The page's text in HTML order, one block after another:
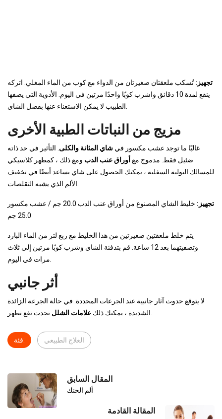
تجهيز:تُسكب ملعقتان صغيرتان من الدواء مع كوب من الماء المغلي. اتركه
ينقع لمدة 10 دقائق واشرب كوبًا واحدًا مرتين في اليوم. الأدوية التي يصفها
مزيج من النباتات الطبية الأخرى
غالبًا ما توجد عشب مكسور في شاي المثانة والكلى . التأثير في حد ذاته
ضئيل فقط. مدموج مع أوراق عنب الدب ومع ذلك ، كمطهر كلاسيكي
للمسالك البولية السفلية ، يمكنك الحصول على شاي يساعد أيضًا في تخفيف
تجهيز:
خليط الشاي المصنوع من أوراق عنب الدب 20.0 جم / عشب مكسور
25.0 جم
يتم خلط ملعقتين صغيرتين من هذا الخليط مع ربع لتر من الماء البارد
وتصفيتهما بعد 12 ساعة. قم بتدفئة الشاي وشرب كوبًا مرتين إلى ثلاث
أثر جانبي
لا يتوقع حدوث آثار جانبية عند الجرعات المحددة. في حالة الجرعة الزائدة
الشديدة ، يمكنك ذلك علامات الشلل
فئة: العلاج الطبيعي
المقال السابق
ألم الحنك
المقالة القادمة